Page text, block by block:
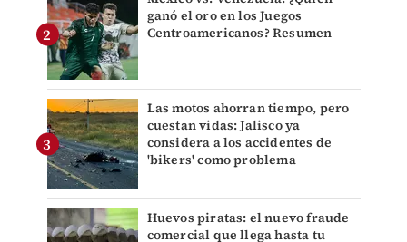
ganó el oro en los Juegos
Centroamericanos? Resumen
Las motos ahorran tiempo, pero
cuestan vidas: Jalisco ya
considera a los accidentes de
'bikers' como problema
Huevos piratas: el nuevo fraude
comercial que llega hasta tu